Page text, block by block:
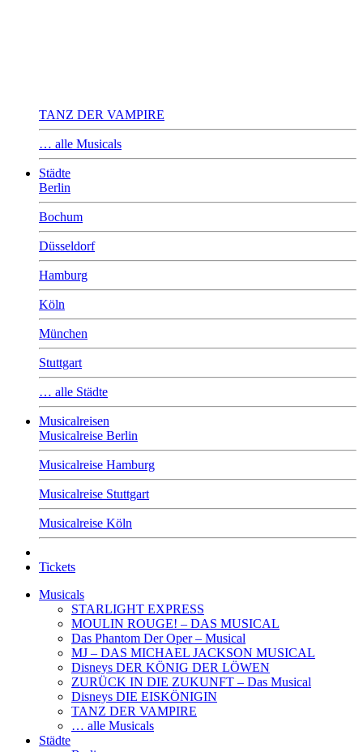
TANZ DER VAMPIRE
… alle Musicals
Städte
Berlin
Bochum
Düsseldorf
Hamburg
Köln
München
Stuttgart
… alle Städte
Musicalreisen
Musicalreise Berlin
Musicalreise Hamburg
Musicalreise Stuttgart
Musicalreise Köln
Tickets
Musicals
STARLIGHT EXPRESS
MOULIN ROUGE! – DAS MUSICAL
Das Phantom Der Oper – Musical
MJ – DAS MICHAEL JACKSON MUSICAL
Disneys DER KÖNIG DER LÖWEN
ZURÜCK IN DIE ZUKUNFT – Das Musical
Disneys DIE EISKÖNIGIN
TANZ DER VAMPIRE
… alle Musicals
Städte